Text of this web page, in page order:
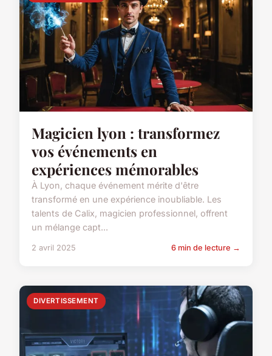
Magicien lyon : transformez
vos événements en
expériences mémorables
À Lyon, chaque événement mérite d'être
transformé en une expérience inoubliable. Les
talents de Calix, magicien professionnel, offrent
un mélange capt...
2 avril 2025 6 min de lecture →
DIVERTISSEMENT